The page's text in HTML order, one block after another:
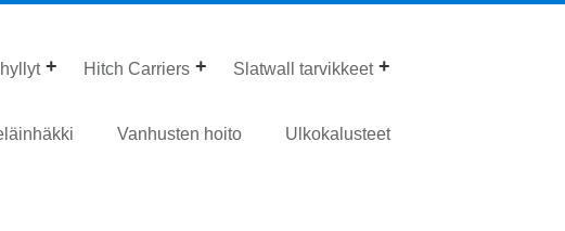
Hitch Carriers Slatwall tarvikkeet
Vanhusten hoito Ulkokalusteet